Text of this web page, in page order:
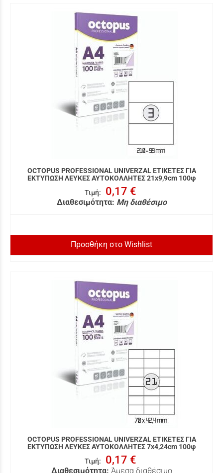
OCTOPUS PROFESSIONAL UNIVERZAL ΕΤΙΚΕΤΕΣ ΓΙΑ
ΕΚΤΥΠΩΣΗ ΛΕΥΚΕΣ ΑΥΤΟΚΟΛΛΗΤΕΣ 21x9,9cm 100φ
Τιμή: 0,17 €
Διαθεσιμότητα: Μη διαθέσιμο
Προσθήκη στο Wishlist
OCTOPUS PROFESSIONAL UNIVERZAL ΕΤΙΚΕΤΕΣ ΓΙΑ
ΕΚΤΥΠΩΣΗ ΛΕΥΚΕΣ ΑΥΤΟΚΟΛΛΗΤΕΣ 7x4,24cm 100φ
Τιμή: 0,17 €
Διαθεσιμότητα: Άμεσα διαθέσιμο